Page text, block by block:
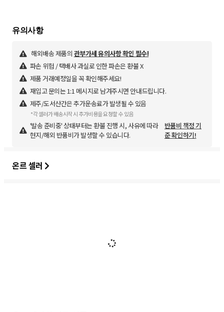
유의사항
해외배송 제품의 관부가세 유의사항 확인 필수!
파손 위험 / 택배사 과실로 인한 파손은 환불 X
제품 거래예정일을 꼭 확인해주세요!
재입고 문의는 1:1 메시지로 남겨주시면 안내드립니다.
제주/도서산간은 추가운송료가 발생될 수 있음
*각 셀러가 배송시작 시 추가비용을 요청할 수 있음
'발송 준비중' 상태부터는 환불 진행 시, 사유에 따라
현지/해외 반품비가 발생할 수 있습니다.
반품비 책정 기
준 확인하기!
온르 셀러